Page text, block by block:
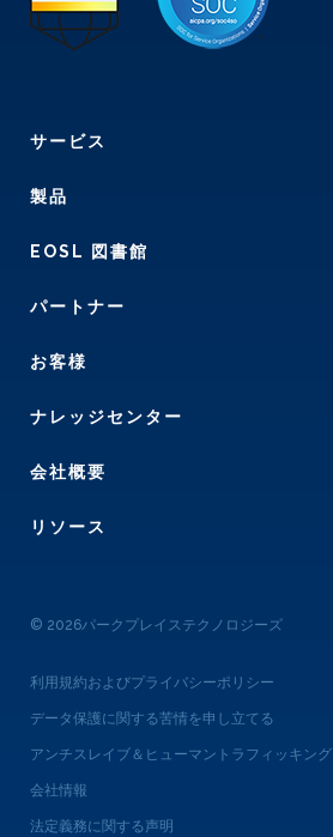
サービス
製品
EOSL 図書館
パートナー
お客様
ナレッジセンター
会社概要
リソース
© 2026パークプレイステクノロジーズ
利用規約およびプライバシーポリシー
データ保護に関する苦情を申し立てる
アンチスレイブ＆ヒューマントラフィッキング
会社情報
法定義務に関する声明